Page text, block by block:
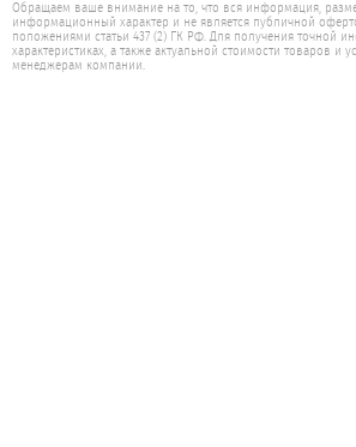
Обращаем ваше внимание на то, что вся информация,
информационный характер и не является публичной
положениями статьи 437 (2) ГК РФ. Для получения точной
характеристиках, а также актуальной стоимости товаров и
менеджерам компании.